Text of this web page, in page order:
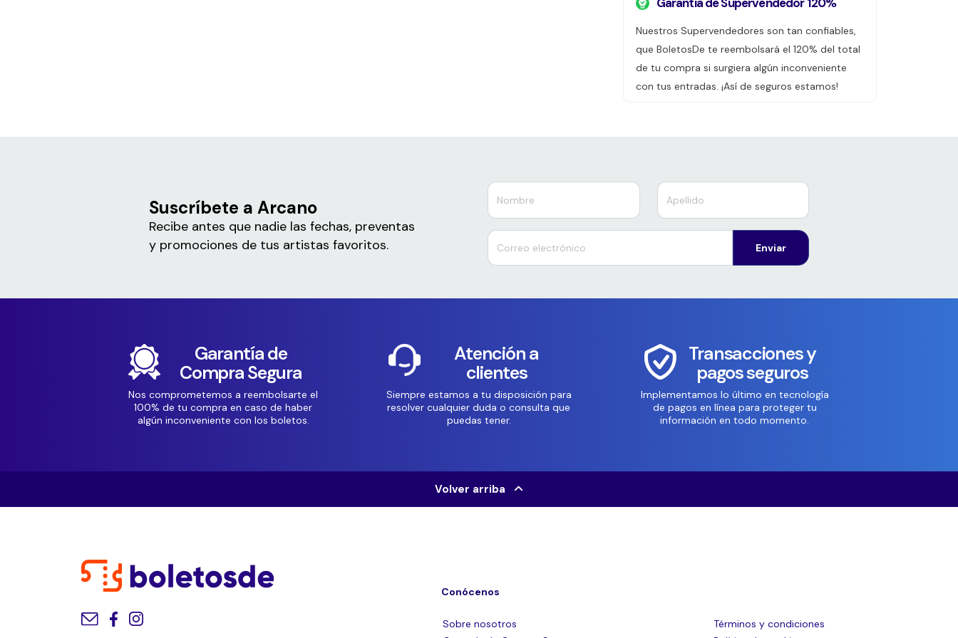
Nuestros Supervendedores son tan confiables,
que BoletosDe te reembolsará el 120% del total
de tu compra si surgiera algún inconveniente
con tus entradas. ¡Así de seguros estamos!
Suscríbete a Arcano
Recibe antes que nadie las fechas, preventas
y promociones de tus artistas favoritos.
Enviar
Garantía de
Compra Segura
Nos comprometemos a reembolsarte el
100% de tu compra en caso de haber
algún inconveniente con los boletos.
Atención a
clientes
Siempre estamos a tu disposición para
resolver cualquier duda o consulta que
puedas tener.
Transacciones y
pagos seguros
Implementamos lo último en tecnología
de pagos en línea para proteger tu
información en todo momento.
Volver arriba
Conócenos
Sobre nosotros
Términos y condiciones